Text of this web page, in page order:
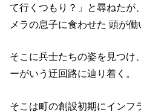
て行くつもり？」と尋ねた
メラの息子に食わせた 頭が働
そこに兵士たちの姿を見つけ
ーがいう迂回路に辿り着く。
そこは町の創設初期にインフ